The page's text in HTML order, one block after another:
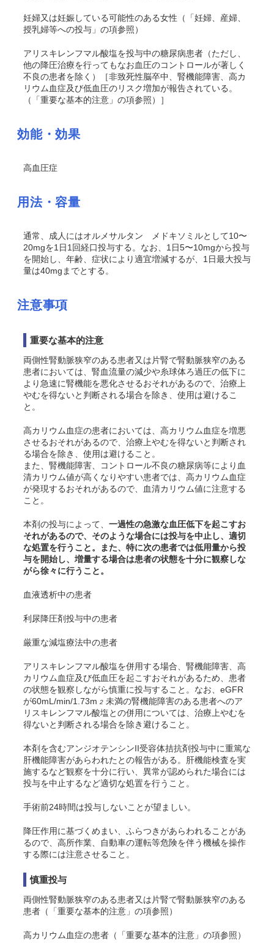
妊婦又は妊娠している可能性のある女性（「妊婦、産婦、
授乳婦等への投与」の項参照）
アリスキレンフマル酸塩を投与中の糖尿病患者（ただし、
他の降圧治療を行ってもなお血圧のコントロールが著しく
不良の患者を除く）［非致死性脳卒中、腎機能障害、高カ
リウム血症及び低血圧のリスク増加が報告されている。
（「重要な基本的注意」の項参照）］
効能・効果
高血圧症
用法・容量
通常、成人にはオルメサルタン メドキソミルとして10〜
20mgを1日1回経口投与する。なお、1日5〜10mgから投与
を開始し、年齢、症状により適宜増減するが、1日最大投与
量は40mgまでとする。
注意事項
重要な基本的注意
両側性腎動脈狭窄のある患者又は片腎で腎動脈狭窄のある
患者においては、腎血流量の減少や糸球体ろ過圧の低下に
より急速に腎機能を悪化させるおそれがあるので、治療上
やむを得ないと判断される場合を除き、使用は避けるこ
と。
高カリウム血症の患者においては、高カリウム血症を増悪
させるおそれがあるので、治療上やむを得ないと判断され
る場合を除き、使用は避けること。
また、腎機能障害、コントロール不良の糖尿病等により血
清カリウム値が高くなりやすい患者では、高カリウム血症
が発現するおそれがあるので、血清カリウム値に注意する
こと。
本剤の投与によって、 一過性の急激な血圧低下を起こすお
それがあるので、そのような場合には投与を中止し、適切
な処置を行うこと。また、特に次の患者では低用量から投
与を開始し、増量する場合は患者の状態を十分に観察しな
がら徐々に行うこと。
血液透析中の患者
利尿降圧剤投与中の患者
厳重な減塩療法中の患者
アリスキレンフマル酸塩を併用する場合、腎機能障害、高
カリウム血症及び低血圧を起こすおそれがあるため、患者
の状態を観察しながら慎重に投与すること。なお、eGFR
が60mL/min/1.73m 2 未満の腎機能障害のある患者へのア
リスキレンフマル酸塩との併用については、治療上やむを
得ないと判断される場合を除き避けること。
本剤を含むアンジオテンシンII受容体拮抗剤投与中に重篤な
肝機能障害があらわれたとの報告がある。肝機能検査を実
施するなど観察を十分に行い、異常が認められた場合には
投与を中止するなど適切な処置を行うこと。
手術前24時間は投与しないことが望ましい。
降圧作用に基づくめまい、ふらつきがあらわれることがあ
るので、高所作業、自動車の運転等危険を伴う機械を操作
する際には注意させること。
慎重投与
両側性腎動脈狭窄のある患者又は片腎で腎動脈狭窄のある
患者（「重要な基本的注意」の項参照）
高カリウム血症の患者（「重要な基本的注意」の項参照）